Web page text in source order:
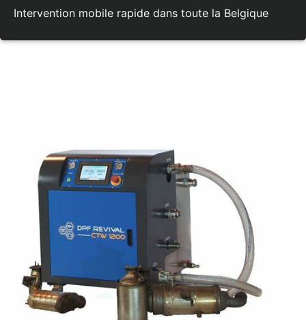
Intervention mobile rapide dans toute la Belgique